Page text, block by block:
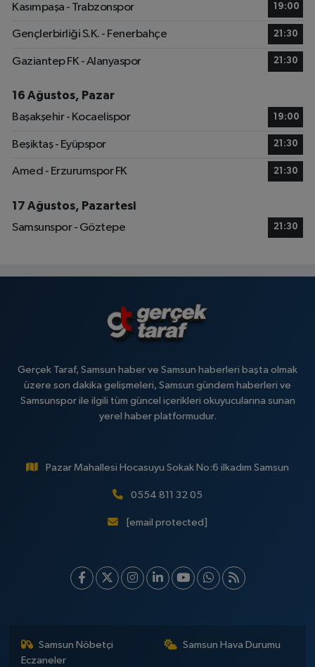
Kasımpaşa - Trabzonspor 19:00
Gençlerbirliği S.K. - Fenerbahçe 21:30
Gaziantep FK - Alanyaspor 21:30
16 Ağustos, Pazar
Başakşehir - Kocaelispor
19:00
Beşiktaş - Eyüpspor 21:30
Amed - Erzurumspor FK 21:30
17 Ağustos, Pazartesi
Samsunspor - Göztepe
21:30
Gerçek Taraf, Samsun haber ve Samsun haberleri başta olmak
üzere son dakika gelişmeleri, Samsun gündem haberleri ve
Samsunspor ile ilgili tüm güncel içerikleri okuyucularına sunan
yerel haber platformudur.
Pazar Mahallesi Hocasuyu Sokak No:6 ilkadım Samsun
0554 811 32 05
[email protected]
Samsun Nöbetçi
Eczaneler
Samsun Hava Durumu